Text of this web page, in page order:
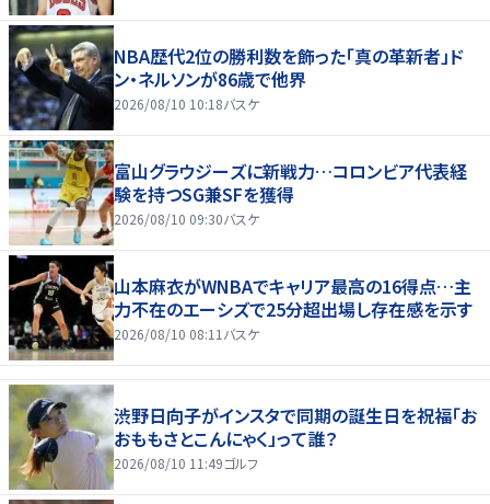
NBA歴代2位の勝利数を飾った「真の革新者」ド
ン・ネルソンが86歳で他界
2026/08/10 10:18バスケ
富山グラウジーズに新戦力…コロンビア代表経
験を持つSG兼SFを獲得
2026/08/10 09:30バスケ
山本麻衣がWNBAでキャリア最高の16得点…主
力不在のエーシズで25分超出場し存在感を示す
2026/08/10 08:11 バスケ
渋野日向子がインスタで同期の誕生日を祝福「お
おももさとこんにゃく」って誰？
2026/08/10 11:49ゴルフ